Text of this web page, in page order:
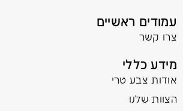
עמודים ראשיים
צרו קשר
מידע כללי
אודות צבע טרי
הצוות שלנו